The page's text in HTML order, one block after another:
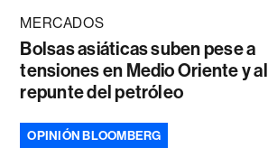
MERCADOS
Bolsas asiáticas suben pese a
tensiones en Medio Oriente y al
repunte del petróleo
OPINIÓN BLOOMBERG